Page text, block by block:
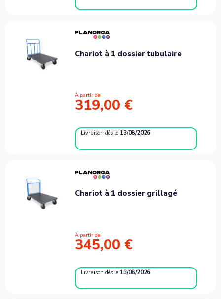
Chariot à 1 dossier tubulaire
À partir de
319,00 €
Livraisondès le 13/08/2026
Chariot à 1 dossier grillagé
À partir de
345,00 €
Livraisondès le 13/08/2026